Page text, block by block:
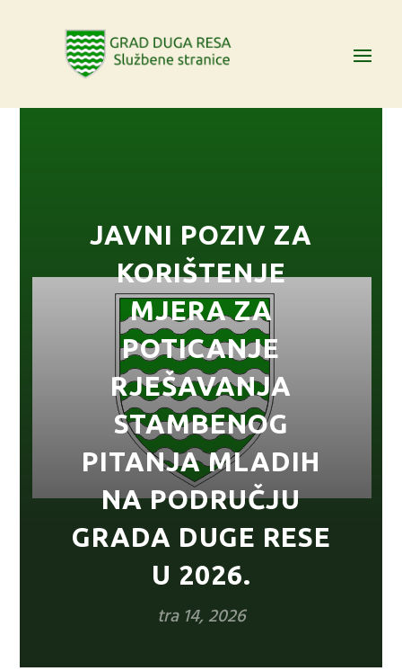
JAVNI POZIV ZA
KORIŠTENJE
MJERA ZA
POTICANJE
RJEŠAVANJA
STAMBENOG
PITANJA MLADIH
NA PODRUČJU
GRADA DUGE RESE
U 2026.
tra 14, 2026